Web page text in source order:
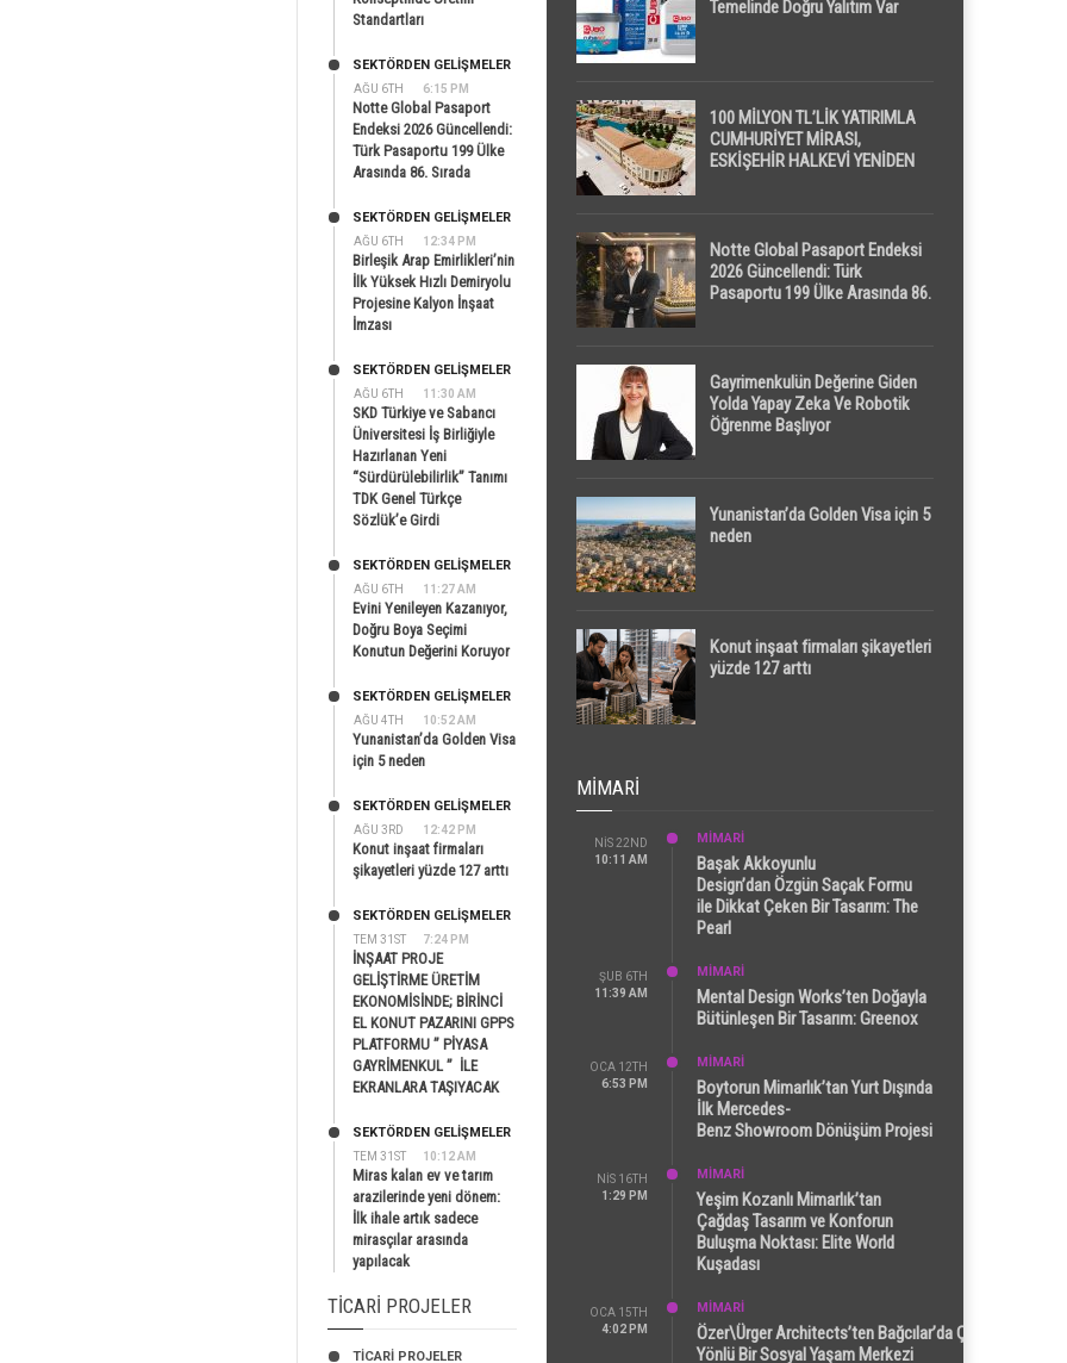
Standartları
AĞU 6TH 6:15 PM
SEKTÖRDEN GELIŞMELER
Notte Global Pasaport
Endeksi 2026 Güncellendi:
Türk Pasaportu 199 Ülke
Arasında 86. Sırada
AĞU 6TH 12:34 PM
SEKTÖRDEN GELIŞMELER
Birleşik Arap Emirlikleri’nin
İlk Yüksek Hızlı Demiryolu
Projesine Kalyon İnşaat
İmzası
AĞU 6TH 11:30 AM
SEKTÖRDEN GELIŞMELER
SKD Türkiye ve Sabancı
Üniversitesi İş Birliğiyle
Hazırlanan Yeni
“Sürdürülebilirlik” Tanımı
TDK Genel Türkçe
Sözlük’e Girdi
AĞU 6TH 11:27 AM
SEKTÖRDEN GELIŞMELER
Evini Yenileyen Kazanıyor,
Doğru Boya Seçimi
Konutun Değerini Koruyor
AĞU 4TH 10:52 AM
SEKTÖRDEN GELIŞMELER
Yunanistan’da Golden Visa
için 5 neden
AĞU 3RD 12:42 PM
SEKTÖRDEN GELIŞMELER
Konut inşaat firmaları
şikayetleri yüzde 127 arttı
TEM 31ST 7:24 PM
SEKTÖRDEN GELIŞMELER
İNŞAAT PROJE
GELİŞTİRME ÜRETİM
EKONOMİSİNDE; BİRİNCİ
EL KONUT PAZARINI GPPS
PLATFORMU ” PİYASA
GAYRİMENKUL ” İLE
EKRANLARA TAŞIYACAK
TEM 31ST 10:12 AM
SEKTÖRDEN GELIŞMELER
Miras kalan ev ve tarım
arazilerinde yeni dönem:
İlk ihale artık sadece
mirasçılar arasında
yapılacak
TICARI PROJELER
TİCARİ PROJELER
Temelinde Doğru Yalıtım Var
100 MİLYON TL’LİK YATIRIMLA
CUMHURİYET MİRASI,
ESKİŞEHİR HALKEVİ YENİDEN
Notte Global Pasaport Endeksi
2026 Güncellendi: Türk
Pasaportu 199 Ülke Arasında 86.
Gayrimenkulün Değerine Giden
Yolda Yapay Zeka Ve Robotik
Öğrenme Başlıyor
Yunanistan’da Golden Visa için 5
neden
Konut inşaat firmaları şikayetleri
yüzde 127 arttı
MIMARI
NIS 22ND
10:11 AM
MİMARİ
Başak Akkoyunlu
Design’dan Özgün Saçak Formu
ile Dikkat Çeken Bir Tasarım: The
Pearl
ŞUB 6TH
11:39 AM
MİMARİ
Mental Design Works’ten Doğayla
Bütünleşen Bir Tasarım: Greenox
OCA 12TH
6:53 PM
MİMARİ
Boytorun Mimarlık’tan Yurt Dışında
İlk Mercedes-
Benz Showroom Dönüşüm Projesi
NIS 16TH
1:29 PM
MİMARİ
Yeşim Kozanlı Mimarlık’tan
Çağdaş Tasarım ve Konforun
Buluşma Noktası: Elite World
Kuşadası
OCA 15TH
4:02 PM
MİMARİ
Özer\Ürger Architects’ten Bağcılar’da Çok
Yönlü Bir Sosyal Yaşam Merkezi